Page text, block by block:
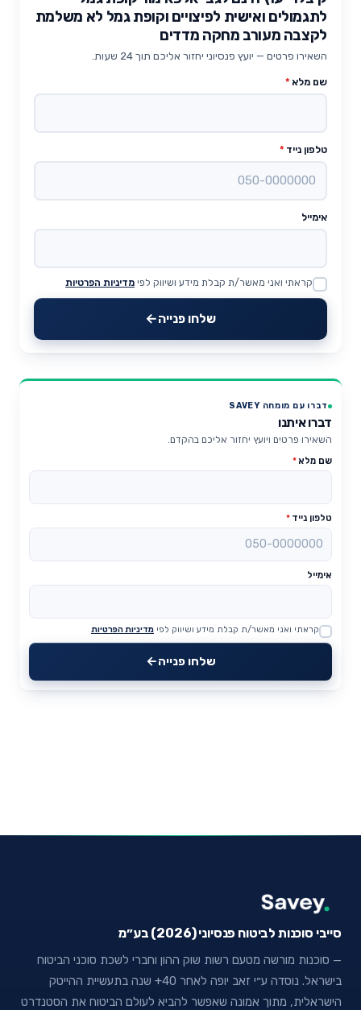
לתגמולים ואישית לפיצויים וקופת גמל לא משלמת
לקצבה מעורב מחקה מדדים
השאירו פרטים — יועץ פנסיוני יחזור אליכם תוך 24 שעות.
שם מלא *
טלפון נייד *
אימייל
Website
קראתי ואני מאשר/ת קבלת מידע ושיווק לפי מדיניות הפרטיות
שלחו פנייה
דברו עם מומחה SAVEY
דברו איתנו
השאירו פרטים ויועץ יחזור אליכם בהקדם.
שם מלא*
טלפון נייד *
אימייל
Website
קראתי ואני מאשר/ת קבלת מידע ושיווק לפי מדיניות הפרטיות
שלחו פנייה
סייבי סוכנות לביטוח פנסיוני (2026) בע״מ
— סוכנות מורשה מטעם רשות שוק ההון וחברי לשכת סוכני הביטוח
בישראל. נוסדה ע״י זאב יופה לאחר 40+ שנה בתעשיית ההייטק
הישראלית, מתוך אמונה שאפשר להביא לעולם הביטוח את הסטנדרט